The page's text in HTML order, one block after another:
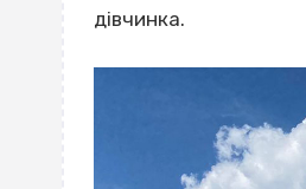
дівчинка.